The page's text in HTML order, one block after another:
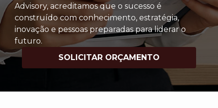
Advisory, acreditamos que o sucesso é
construído com conhecimento, estratégia,
inovação e pessoas preparadas para liderar o
futuro.
SOLICITAR ORÇAMENTO